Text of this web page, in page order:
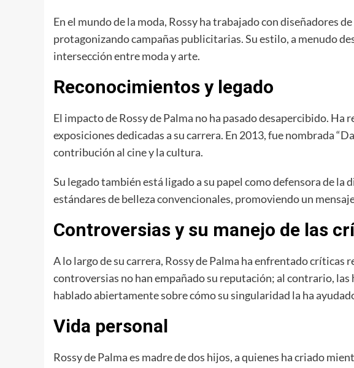
En el mundo de la moda, Rossy ha trabajado con diseñadores
protagonizando campañas publicitarias. Su estilo, a menudo
intersección entre moda y arte.
Reconocimientos y legado
El impacto de Rossy de Palma no ha pasado desapercibido.
exposiciones dedicadas a su carrera. En 2013, fue nombrada
contribución al cine y la cultura.
Su legado también está ligado a su papel como defensora de
estándares de belleza convencionales, promoviendo un
Controversias y su manejo de las
A lo largo de su carrera, Rossy de Palma ha enfrentado críticas
controversias no han empañado su reputación; al contrario,
hablado abiertamente sobre cómo su singularidad la ha
Vida personal
Rossy de Palma es madre de dos hijos, a quienes ha criado